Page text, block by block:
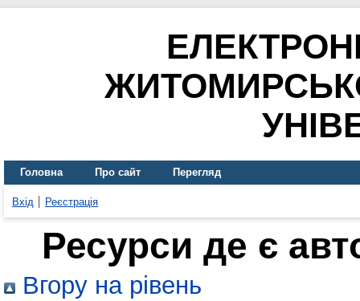
Головна Про сайт Перегляд
Вхід Реєстрація
Ресурси де є
Вгору на рівень